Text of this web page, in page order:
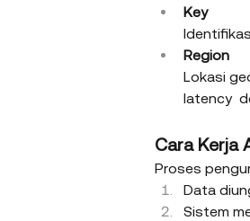
Key
Region
Lokasi
latency
Cara Kerja
Proses
Data
Sistem